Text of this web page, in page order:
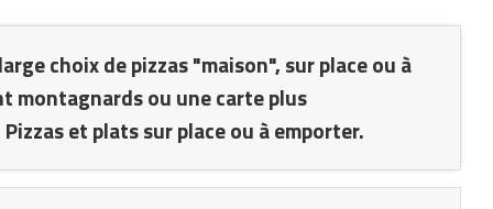
choix de pizzas "maison", sur place ou à
montagnards ou une carte plus
et plats sur place ou à emporter.